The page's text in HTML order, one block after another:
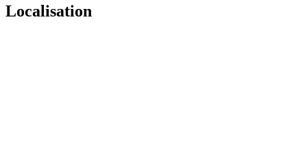
Localisation